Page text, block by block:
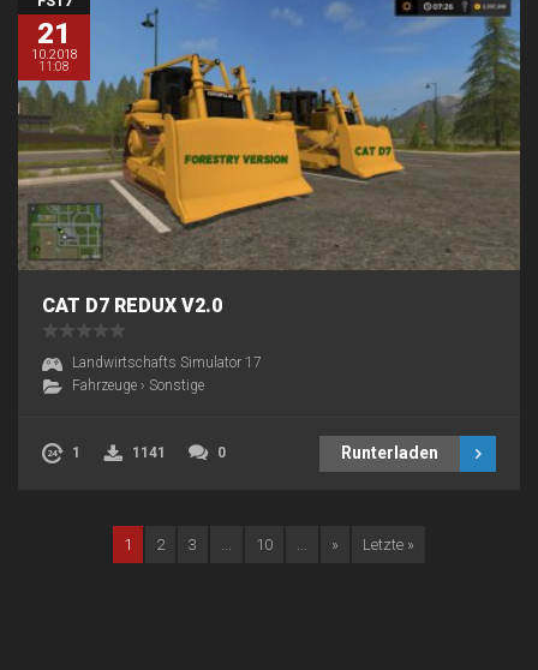
21
10.2018
11:08
CAT D7 REDUX V2.0
Landwirtschafts Simulator 17
Fahrzeuge › Sonstige
1 1141 0 Runterladen
1 2 3 10 » Letzte »